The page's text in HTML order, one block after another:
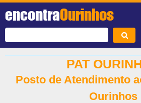
encontraOurinhos
PAT
Posto de Atendimento
Ourinhos